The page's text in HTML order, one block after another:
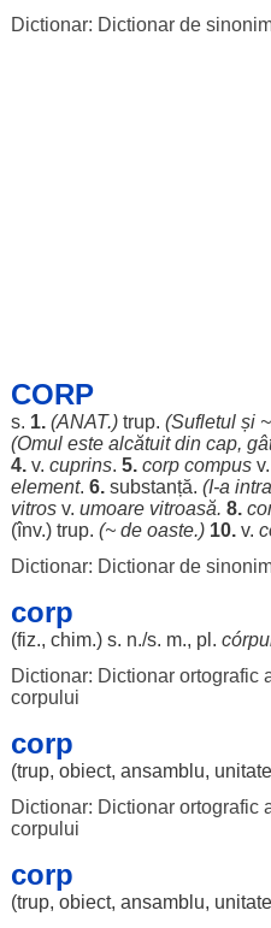
Dictionar: Dictionar de
CORP
s. 1. (ANAT.) trup. (Sufletulși
(Omuleste alcătuitdin cap,
4.v. cuprins. 5. corp compusv.
element. 6. substanță. (I-a
vitrosv. umoare vitroasă. 8.
(înv.) trup. (~ de oaste.) 10.v.
Dictionar: Dictionar de
corp
(fiz., chim.) s. n./s. m., pl.
Dictionar: Dictionar ortografic
corpului
corp
(trup, obiect, ansamblu, unitate
Dictionar: Dictionar ortografic
corpului
corp
(trup, obiect, ansamblu, unitate